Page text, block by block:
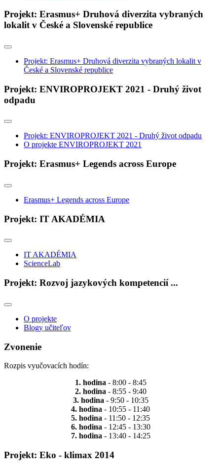
Projekt: Erasmus+ Druhová diverzita vybraných
lokalit v České a Slovenské republice
Projekt: Erasmus+ Druhová diverzita vybraných lokalit v
České a Slovenské republice
Projekt: ENVIROPROJEKT 2021 - Druhý život
odpadu
Projekt: ENVIROPROJEKT 2021 - Druhý život odpadu
O projekte ENVIROPROJEKT 2021
Projekt: Erasmus+ Legends across Europe
Erasmus+ Legends across Europe
Projekt: IT AKADÉMIA
IT AKADÉMIA
ScienceLab
Projekt: Rozvoj jazykových kompetencií ...
O projekte
Blogy učiteľov
Zvonenie
Rozpis vyučovacích hodín:
1. hodina - 8:00 - 8:45
2. hodina - 8:55 - 9:40
3. hodina - 9:50 - 10:35
4. hodina - 10:55 - 11:40
5. hodina - 11:50 - 12:35
6. hodina - 12:45 - 13:30
7. hodina - 13:40 - 14:25
Projekt: Eko - klimax 2014